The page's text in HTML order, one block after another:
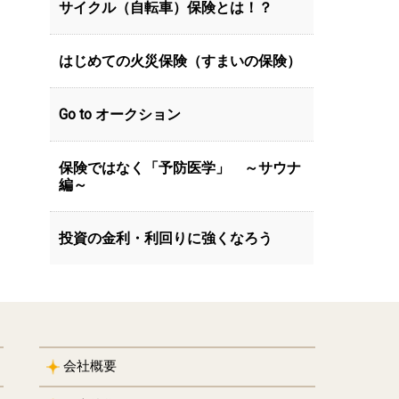
サイクル（自転車）保険とは！？
はじめての火災保険（すまいの保険）
Go to オークション
保険ではなく「予防医学」 ～サウナ
編～
投資の金利・利回りに強くなろう
会社概要